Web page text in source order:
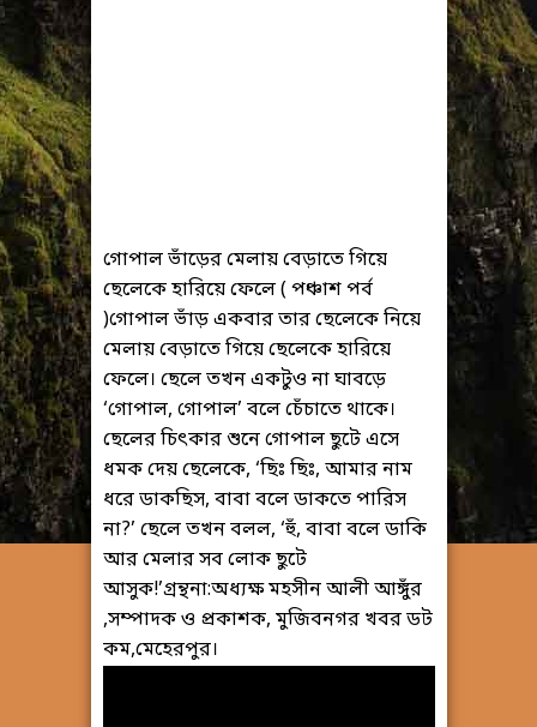
গোপাল ভাঁড়ের মেলায় বেড়াতে গিয়ে
ছেলেকে হারিয়ে ফেলে ( পঞ্চাশ পর্ব
)গোপাল ভাঁড় একবার তার ছেলেকে নিয়ে
মেলায় বেড়াতে গিয়ে ছেলেকে হারিয়ে
ফেলে। ছেলে তখন একটুও না ঘাবড়ে
‘গোপাল, গোপাল’ বলে চেঁচাতে থাকে।
ছেলের চিৎকার শুনে গোপাল ছুটে এসে
ধমক দেয় ছেলেকে, ‘ছিঃ ছিঃ, আমার নাম
ধরে ডাকছিস, বাবা বলে ডাকতে পারিস
না?’ ছেলে তখন বলল, ‘হুঁ, বাবা বলে ডাকি
আর মেলার সব লোক ছুটে
আসুক!’গ্রন্থনা:অধ্যক্ষ মহসীন আলী আঙ্গুঁর
,সম্পাদক ও প্রকাশক, মুজিবনগর খবর ডট
কম,মেহেরপুর।